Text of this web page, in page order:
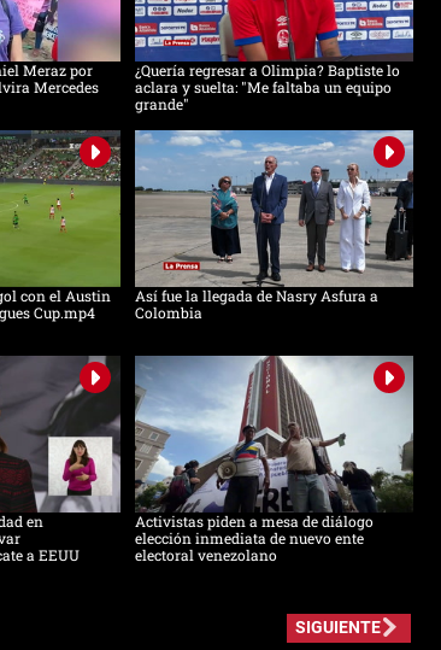
Meraz por
Mercedes
¿Quería regresar a Olimpia? Baptiste lo
aclara y suelta: "Me faltaba un equipo
grande"
con el Austin
Cup.mp4
Así fue la llegada de Nasry Asfura a
Colombia
en
a EEUU
Activistas piden a mesa de diálogo
elección inmediata de nuevo ente
electoral venezolano
SIGUIENTE